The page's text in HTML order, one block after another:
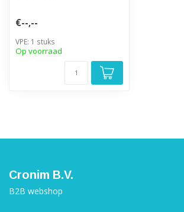
€--,--
VPE: 1 stuks
Op voorraad
Cronim B.V.
B2B webshop